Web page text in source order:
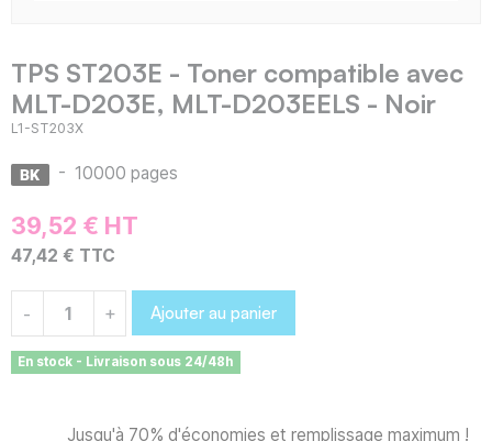
TPS ST203E - Toner compatible avec
MLT-D203E, MLT-D203EELS - Noir
L1-ST203X
- 10000 pages
39,52 € HT
47,42 € TTC
- + Ajouter au panier
En stock - Livraison sous 24/48h
Jusqu'à 70% d'économies et remplissage maximum !